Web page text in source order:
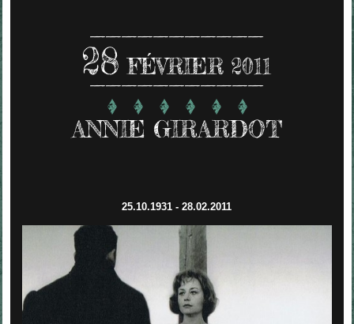
28 FÉVRIER 2011
ANNIE GIRARDOT
25.10.1931 - 28.02.2011